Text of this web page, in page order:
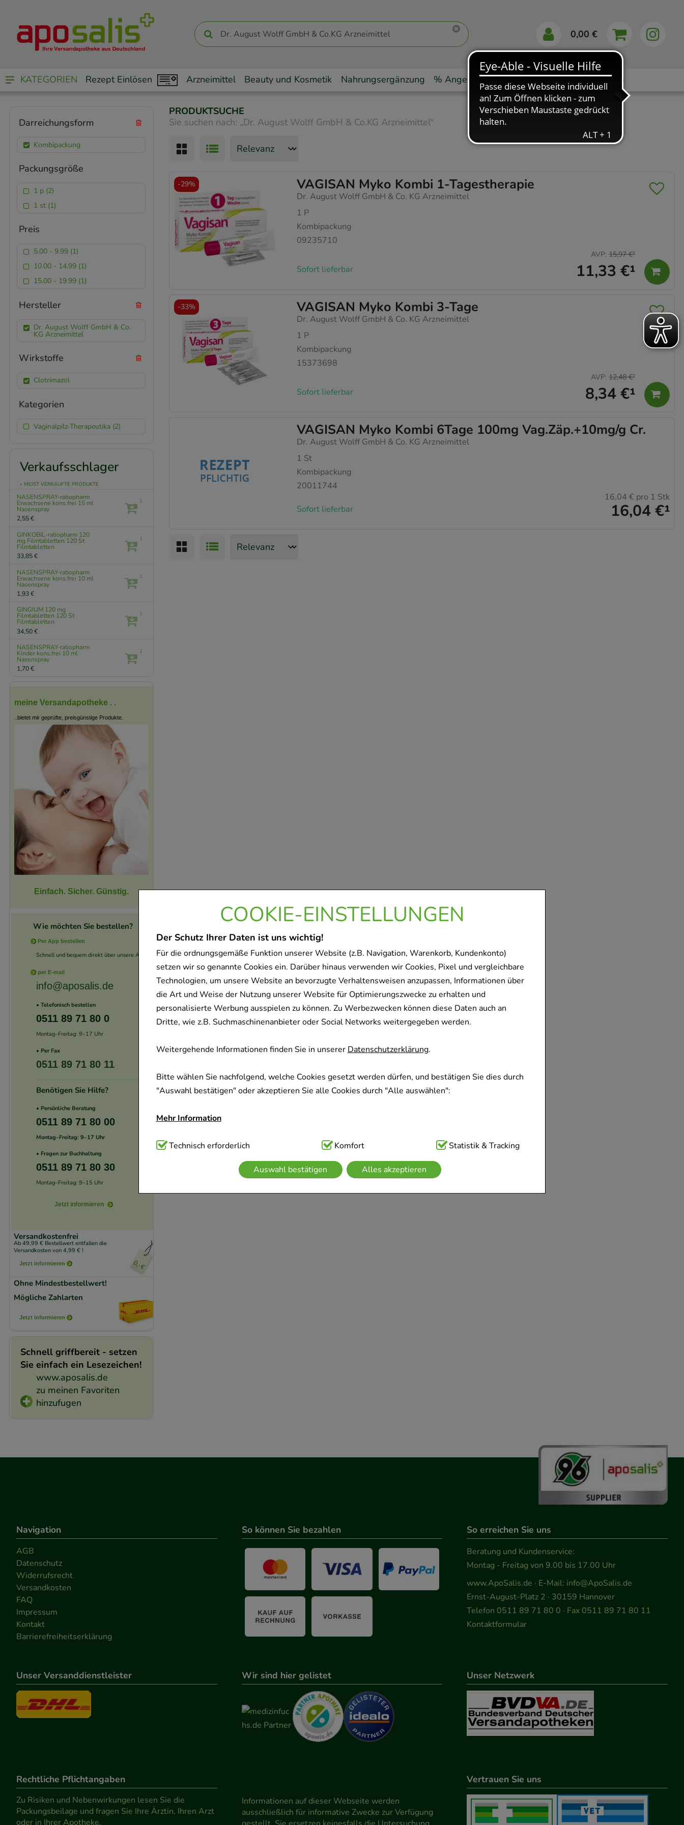
COOKIE-EINSTELLUNGEN
Der Schutz Ihrer Daten ist uns wichtig!
Für die ordnungsgemäße Funktion unserer Website (z.B. Navigation, Warenkorb, Kundenkonto)
setzen wir so genannte Cookies ein. Darüber hinaus verwenden wir Cookies, Pixel und vergleichbare
Technologien, um unsere Website an bevorzugte Verhaltensweisen anzupassen, Informationen über
die Art und Weise der Nutzung unserer Website für Optimierungszwecke zu erhalten und
personalisierte Werbung ausspielen zu können. Zu Werbezwecken können diese Daten auch an
Dritte, wie z.B. Suchmaschinenanbieter oder Social Networks weitergegeben werden.
Weitergehende Informationen finden Sie in unsererDatenschutzerklärung.
Bitte wählen Sie nachfolgend, welche Cookies gesetzt werden dürfen, und bestätigen Sie dies durch
"Auswahl bestätigen" oder akzeptieren Sie alle Cookies durch "Alle auswählen":
Mehr Information
Technisch Notwendig:Hierbei handelt es sich um Cookies, die für die Grundfunktionen unserer
Website notwendig sind (z.B. Navigation, Warenkorb, Kundenkonto), weshalb auf diese nicht
verzichtet werden kann.
Technisch erforderlich Komfort Statistik & Tracking
Auswahl bestätigen Alles akzeptieren
0,00 €
KATEGORIEN Rezept Einlösen Arzneimittel Beauty und Kosmetik Nahrungsergänzung % Angebote Markenshops Ratgeber App
PRODUKTSUCHE
Sie suchen nach: „Dr. August Wolff GmbH & Co.KG Arzneimittel“
VAGISAN Myko Kombi 1-Tagestherapie
Dr. August Wolff GmbH & Co. KG Arzneimittel
1 P
Kombipackung
09235710
Sofort lieferbar 11,33 €¹
AVP: 15,97 €²
-29%
VAGISAN Myko Kombi 3-Tage
Dr. August Wolff GmbH & Co. KG Arzneimittel
1 P
Kombipackung
15373698
Sofort lieferbar 8,34 €¹
AVP: 12,48 €²
-33%
VAGISAN Myko Kombi 6Tage 100mg Vag.Zäp.+10mg/g Cr.
Dr. August Wolff GmbH & Co. KG Arzneimittel
1 St
Kombipackung
20011744
Sofort lieferbar 16,04 €¹
16,04 € pro 1 Stk
Darreichungsform
Kombipackung
Packungsgröße
1 p (2)
1 st (1)
Preis
5.00 - 9.99 (1)
10.00 - 14.99 (1)
15.00 - 19.99 (1)
Hersteller
Dr. August Wolff GmbH & Co.
KG Arzneimittel
Wirkstoffe
Clotrimazol
Kategorien
Vaginalpilz-Therapeutika (2)
Verkaufsschlager
» MEIST VERKAUFTE PRODUKTE
NASENSPRAY-ratiopharm
Erwachsene kons.frei 15 ml
Nasenspray
2,55 €
1
GINKOBIL-ratiopharm 120
mg Filmtabletten 120 St
Filmtabletten
33,85 €
1
NASENSPRAY-ratiopharm
Erwachsene kons.frei 10 ml
Nasenspray
1,93 €
1
GINGIUM 120 mg
Filmtabletten 120 St
Filmtabletten
34,50 €
1
NASENSPRAY-ratiopharm
Kinder kons.frei 10 ml
Nasenspray
1,70 €
1
meine Versandapotheke . .
..bietet mir geprüfte, preisgünstige Produkte.
Einfach. Sicher. Günstig.
Wie möchten Sie bestellen?
Per App bestellen
Schnell und bequem direkt über unsere App.
per E-mail
info@aposalis.de
• Telefonisch bestellen
0511 89 71 80 0
Montag–Freitag: 9–17 Uhr
• Per Fax
0511 89 71 80 11
Benötigen Sie Hilfe?
• Persönliche Beratung
0511 89 71 80 00
Montag–Freitag: 9–17 Uhr
• Fragen zur Buchhaltung
0511 89 71 80 30
Montag–Freitag: 9–15 Uhr
Jetzt informieren
Versandkostenfrei
Ab 49,99 € Bestellwert entfallen die
Versandkosten von 4,99 € !
Jetzt informieren
Ohne Mindestbestellwert!
Mögliche Zahlarten
Jetzt informieren
Schnell griffbereit - setzen
Sie einfach ein Lesezeichen!
www.aposalis.de
zu meinen Favoriten
hinzufugen
Navigation
AGB
Datenschutz
Widerrufsrecht
Versandkosten
FAQ
Impressum
Kontakt
Barrierefreiheitserklärung
So können Sie bezahlen So erreichen Sie uns
Beratung und Kundenservice:
Montag - Freitag von 9.00 bis 17.00 Uhr
www.ApoSalis.de · E-Mail: info@ApoSalis.de
Ernst-August-Platz 2 · 30159 Hannover
Telefon 0511 89 71 80 0 · Fax 0511 89 71 80 11
Kontaktformular
Unser Versanddienstleister Wir sind hier gelistet Unser Netzwerk
Rechtliche Pflichtangaben
Zu Risiken und Nebenwirkungen lesen Sie die
Packungsbeilage und fragen Sie Ihre Ärztin, Ihren Arzt
oder in Ihrer Apotheke.
Informationen auf dieser Webseite werden
ausschließlich für informative Zwecke zur Verfügung
Vertrauen Sie uns